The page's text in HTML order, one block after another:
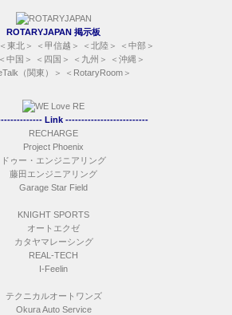
ROTARYJAPAN 掲示板
東北 ＞ ＜ 甲信越 ＞ ＜ 北陸 ＞ ＜ 中部 ＞
中国 ＞ ＜ 四国 ＞ ＜ 九州 ＞ ＜ 沖縄 ＞
（関東） ＞ ＜ RotaryRoom ＞
Link --------------------------
RECHARGE
Project Phoenix
ドゥー・エンジニアリング
藤田エンジニアリング
Garage Star Field
KNIGHT SPORTS
オートエクゼ
カタヤマレーシング
REAL-TECH
I-Feelin
テクニカルオートワンズ
Okura Auto Service